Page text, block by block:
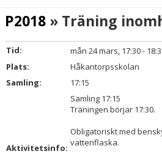
DOKUMENT
P2018 » Träning
Tid:
mån 24 mars, 17:30 -
Plats:
Håkantorpsskolan
Samling:
17:15
Aktivitetsinfo:
Samling 17:15
Träningen börjar 17:30.
Obligatoriskt med
vattenflaska.